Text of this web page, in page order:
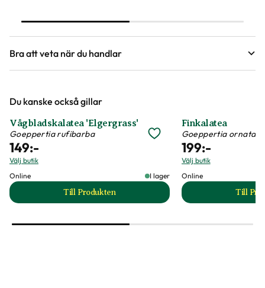
mörkare.
glömsk växtentusiast.
Bra att veta när du handlar
Vi försöker alltid ange växternas ungefärliga
mått, men då växter är levande och alla växter
är unika så kan måtten och din växts utseende
variera något från informationen och fotona på
hemsidan.
Växter är levande varor
Du kanske också gillar
Vågbladskalatea 'Elgergrass'
Goeppertia rufibarba
149:-
Välj butik
Online
I lager
Till Produkten
till Vågbladskalatea 'Elgergrass' produktsida
Finkalatea
Goeppertia ornata
199:-
Välj butik
Online
Till